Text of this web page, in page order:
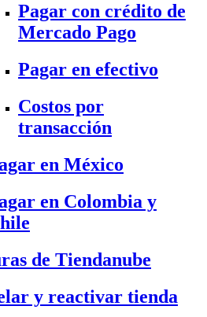
Pagar con crédito de
Mercado Pago
Pagar en efectivo
Costos por
transacción
en México
en Colombia y
de Tiendanube
y reactivar tienda